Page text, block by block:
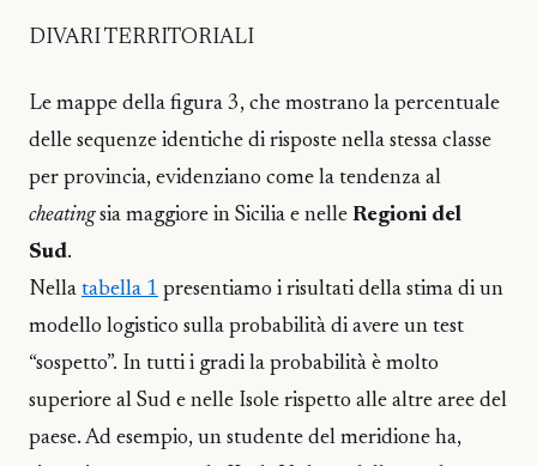
DIVARI TERRITORIALI
Le mappe della figura 3, che mostrano la percentuale
delle sequenze identiche di risposte nella stessa classe
per provincia, evidenziano come la tendenza al
cheatingsia maggiore in Sicilia e nelle Regioni del
Sud.
Nella tabella 1 presentiamo i risultati della stima di un
modello logistico sulla probabilità di avere un test
“sospetto”. In tutti i gradi la probabilità è molto
superiore al Sud e nelle Isole rispetto alle altre aree del
paese. Ad esempio, un studente del meridione ha,